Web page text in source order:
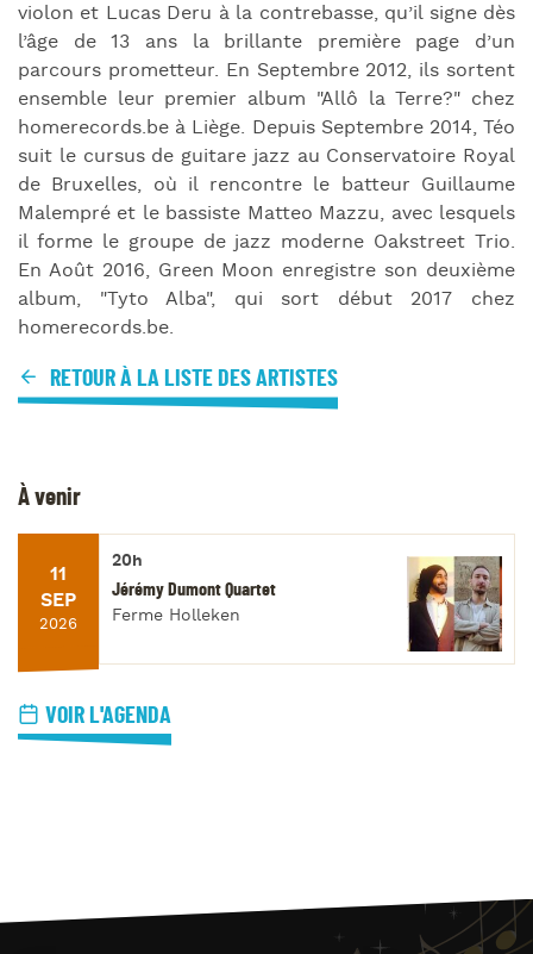
violon et Lucas Deru à la contrebasse, qu’il signe dès
l’âge de 13 ans la brillante première page d’un
parcours prometteur. En Septembre 2012, ils sortent
ensemble leur premier album "Allô la Terre?" chez
homerecords.be à Liège. Depuis Septembre 2014, Téo
suit le cursus de guitare jazz au Conservatoire Royal
de Bruxelles, où il rencontre le batteur Guillaume
Malempré et le bassiste Matteo Mazzu, avec lesquels
il forme le groupe de jazz moderne Oakstreet Trio.
En Août 2016, Green Moon enregistre son deuxième
album, "Tyto Alba", qui sort début 2017 chez
homerecords.be.
RETOUR À LA LISTE DES ARTISTES
À venir
11
SEP
2026
20h
Jérémy Dumont Quartet
Ferme Holleken
VOIR L'AGENDA